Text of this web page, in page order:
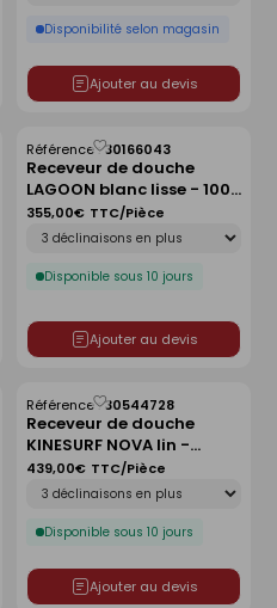
Disponibilité selon magasin
Ajouter au devis
Receveur de douche
LAGOON blanc lisse - 100
x 80 cm
Référence :30166043
Disponible sous 10 jours
355,00€ TTC/Pièce
Ajouter au devis
Enregistrer
comme
liste
Receveur de douche
KINESURF NOVA lin -
120x90 cm
Référence :30544728
Disponible sous 10 jours
439,00€ TTC/Pièce
Ajouter au devis
Enregistrer
comme
liste